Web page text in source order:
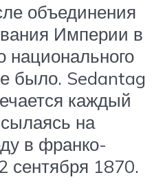
объединения
Империи в
национального
было. Sedantag
каждый
на
в франко-
сентября 1870.